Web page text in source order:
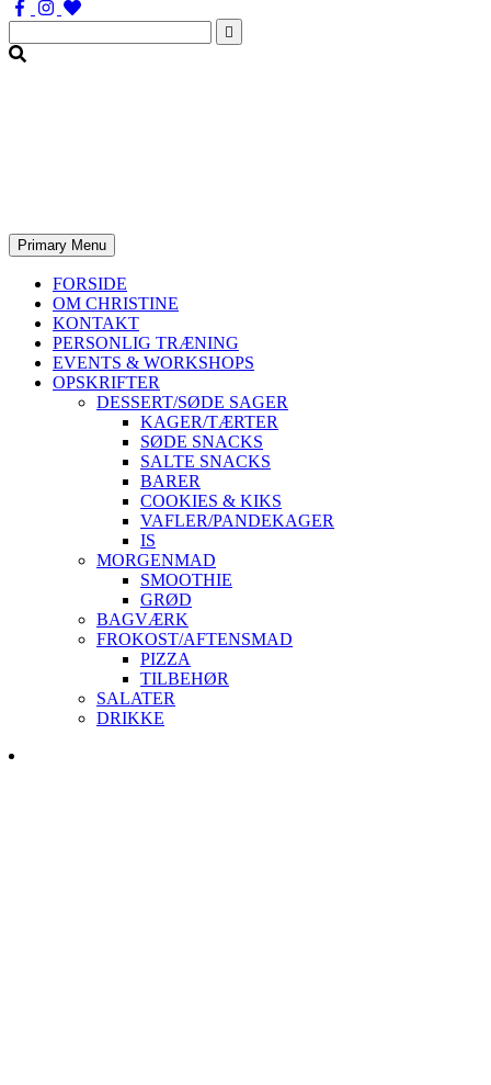
Søg
efter:
Primary Menu
FORSIDE
OM CHRISTINE
KONTAKT
PERSONLIG TRÆNING
EVENTS & WORKSHOPS
OPSKRIFTER
DESSERT/SØDE SAGER
KAGER/TÆRTER
SØDE SNACKS
SALTE SNACKS
BARER
COOKIES & KIKS
VAFLER/PANDEKAGER
IS
MORGENMAD
SMOOTHIE
GRØD
BAGVÆRK
FROKOST/AFTENSMAD
PIZZA
TILBEHØR
SALATER
DRIKKE
Skip